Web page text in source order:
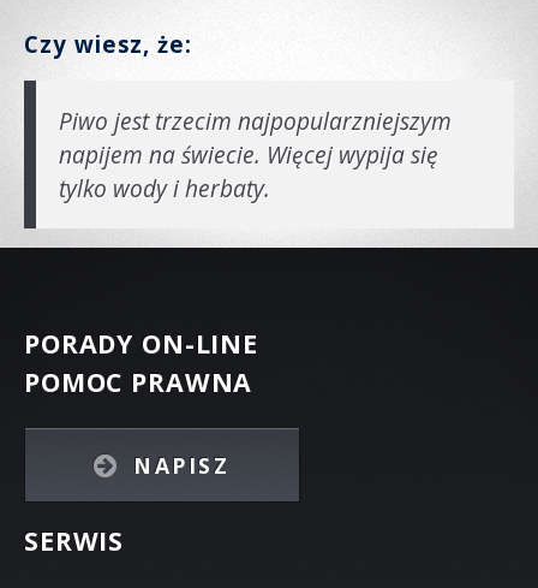
Czy wiesz, że:
Piwo jest trzecim najpopularzniejszym
napijem na świecie. Więcej wypija się
tylko wody i herbaty.
PORADY ON-LINE
POMOC PRAWNA
NAPISZ
SERWIS